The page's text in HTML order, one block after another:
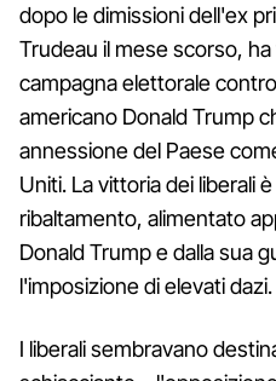
dopo le dimissioni dell'ex
Trudeau il mese scorso,
campagna elettorale
americano Donald Trump
annessione del Paese
Uniti. La vittoria dei liberali
ribaltamento, alimentato
Donald Trump e dalla sua
l'imposizione di elevati dazi.
I liberali sembravano